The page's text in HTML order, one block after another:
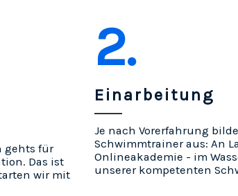
gehts für
Das ist
wir mit
2.
Einarbeitung
Je nach Vorerfahrung
Schwimmtrainer aus: An
Onlineakademie - im
unserer kompetenten